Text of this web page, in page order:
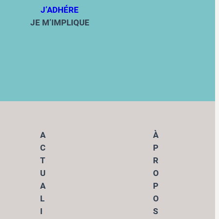
J’ADHÉRE
JE M’IMPLIQUE
A
C
T
U
A
L
I
À
P
R
O
P
O
S